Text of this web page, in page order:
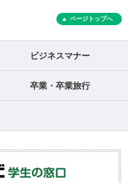
ページトップへ
ビジネスマナー
卒業・卒業旅行